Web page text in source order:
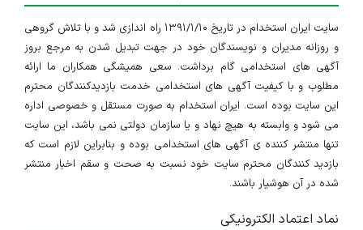
سایت ایران استخدام در تاریخ ۱۳۹۱/۱/۱۰ راه اندازی شد و با تلاش گروهی
و روزانه مدیران و نویسندگان خود در جهت تبدیل شدن به مرجع بروز
آگهی های استخدامی گام برداشت. سعی همیشگی همکاران ما ارائه
مطلوب و با کیفیت آگهی های استخدامی خدمت بازدیدکنندگان محترم
این سایت بوده است. ایران استخدام به صورت مستقل و خصوصی اداره
می شود و وابسته به هیچ نهاد و یا سازمان دولتی نمی باشد، این سایت
تنها منتشر کننده ی آگهی های استخدامی بوده و بنابراین لازم است که
بازدید کنندگان محترم سایت خود نسبت به صحت و سقم اخبار منتشر
شده در آن هوشیار باشند.
نماد اعتماد الکترونیکی